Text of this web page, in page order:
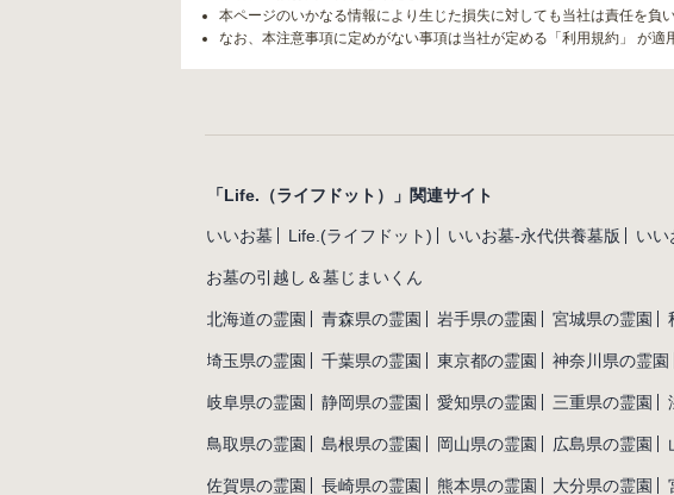
本ページのいかなる情報により生じた損失に対しても当社は責任を負い
なお、本注意事項に定めがない事項は当社が定める「利用規約」 が適
「Life.（ライフドット）」関連サイト
いいお墓 Life.(ライフドット) いいお墓-永代供養墓版 いい
お墓の引越し＆墓じまいくん
北海道の霊園 青森県の霊園 岩手県の霊園 宮城県の霊園
埼玉県の霊園 千葉県の霊園 東京都の霊園 神奈川県の霊園
岐阜県の霊園 静岡県の霊園 愛知県の霊園 三重県の霊園
鳥取県の霊園 島根県の霊園 岡山県の霊園 広島県の霊園
佐賀県の霊園 長崎県の霊園 熊本県の霊園 大分県の霊園